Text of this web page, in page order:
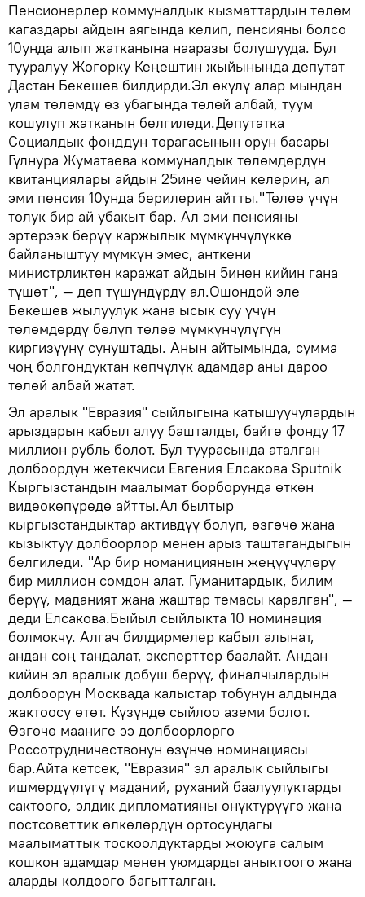
Пенсионерлер коммуналдык кызматтардын төлөм
кагаздары айдын аягында келип, пенсияны болсо
10унда алып жатканына нааразы болушууда. Бул
тууралуу Жогорку Кеңештин жыйынында депутат
Дастан Бекешев билдирди.Эл өкүлү алар мындан
улам төлөмдү өз убагында төлөй албай, туум
кошулуп жатканын белгиледи.Депутатка
Социалдык фонддун төрагасынын орун басары
Гүлнура Жуматаева коммуналдык төлөмдөрдүн
квитанциялары айдын 25ине чейин келерин, ал
эми пенсия 10унда берилерин айтты."Төлөө үчүн
толук бир ай убакыт бар. Ал эми пенсияны
эртерээк берүү каржылык мүмкүнчүлүккө
байланыштуу мүмкүн эмес, анткени
министрликтен каражат айдын 5инен кийин гана
түшөт", — деп түшүндүрдү ал.Ошондой эле
Бекешев жылуулук жана ысык суу үчүн
төлөмдөрдү бөлүп төлөө мүмкүнчүлүгүн
киргизүүнү сунуштады. Анын айтымында, сумма
чоң болгондуктан көпчүлүк адамдар аны дароо
төлөй албай жатат.
Эл аралык "Евразия" сыйлыгына катышуучулардын
арыздарын кабыл алуу башталды, байге фонду 17
миллион рубль болот. Бул туурасында аталган
долбоордун жетекчиси Евгения Елсакова Sputnik
Кыргызстандын маалымат борборунда өткөн
видеокөпүрөдө айтты.Ал былтыр
кыргызстандыктар активдүү болуп, өзгөчө жана
кызыктуу долбоорлор менен арыз таштагандыгын
белгиледи. "Ар бир номанициянын жеңүүчүлөрү
бир миллион сомдон алат. Гуманитардык, билим
берүү, маданият жана жаштар темасы каралган", —
деди Елсакова.Быйыл сыйлыкта 10 номинация
болмокчу. Алгач билдирмелер кабыл алынат,
андан соң тандалат, эксперттер баалайт. Андан
кийин эл аралык добуш берүү, финалчылардын
долбоорун Москвада калыстар тобунун алдында
жактоосу өтөт. Күзүндө сыйлоо аземи болот.
Өзгөчө мааниге ээ долбоорлорго
Россотрудничествонун өзүнчө номинациясы
бар.Айта кетсек, "Евразия" эл аралык сыйлыгы
ишмердүүлүгү маданий, руханий баалуулуктарды
сактоого, элдик дипломатияны өнүктүрүүгө жана
постсоветтик өлкөлөрдүн ортосундагы
маалыматтык тоскоолдуктарды жоюуга салым
кошкон адамдар менен уюмдарды аныктоого жана
аларды колдоого багытталган.